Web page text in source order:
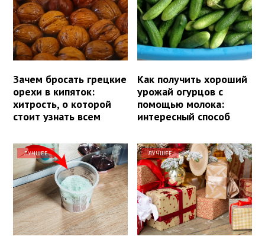
Зачем бросать грецкие
орехи в кипяток:
хитрость, о которой
стоит узнать всем
Как получить хороший
урожай огурцов с
помощью молока:
интересный способ
ЛУЧШЕЕ ЛУЧШЕЕ